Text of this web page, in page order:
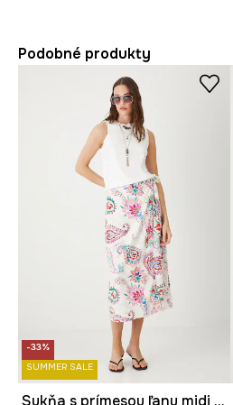
Podobné produkty
-33%
SUMMER SALE
Sukňa s prímesou ľanu midi vzorovaná